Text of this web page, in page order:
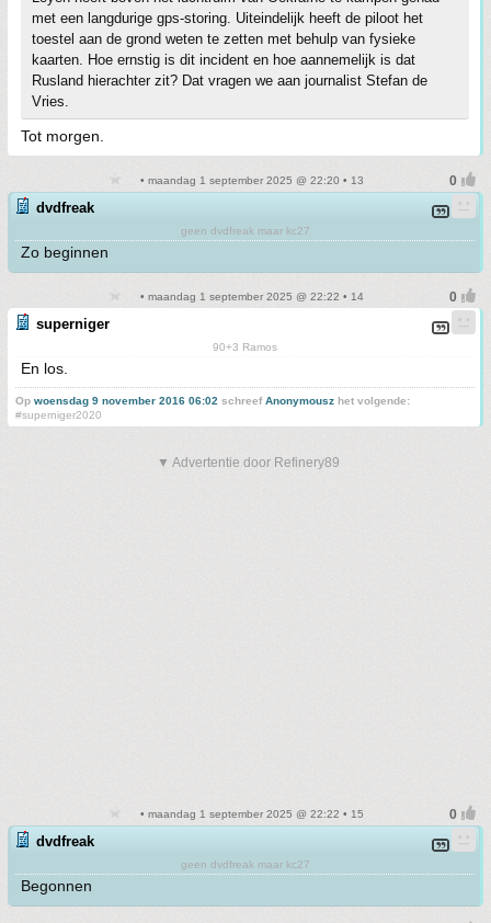
met een langdurige gps-storing. Uiteindelijk heeft de piloot het
toestel aan de grond weten te zetten met behulp van fysieke
kaarten. Hoe ernstig is dit incident en hoe aannemelijk is dat
Rusland hierachter zit? Dat vragen we aan journalist Stefan de
Vries.
Tot morgen.
• maandag 1 september 2025 @ 22:20 • 13
dvdfreak
geen dvdfreak maar kc27
Zo beginnen
• maandag 1 september 2025 @ 22:22 • 14
superniger
90+3 Ramos
En los.
Op woensdag 9 november 2016 06:02 schreefAnonymousz het volgende:
#superniger2020
▼ Advertentie door Refinery89
• maandag 1 september 2025 @ 22:22 • 15
dvdfreak
geen dvdfreak maar kc27
Begonnen